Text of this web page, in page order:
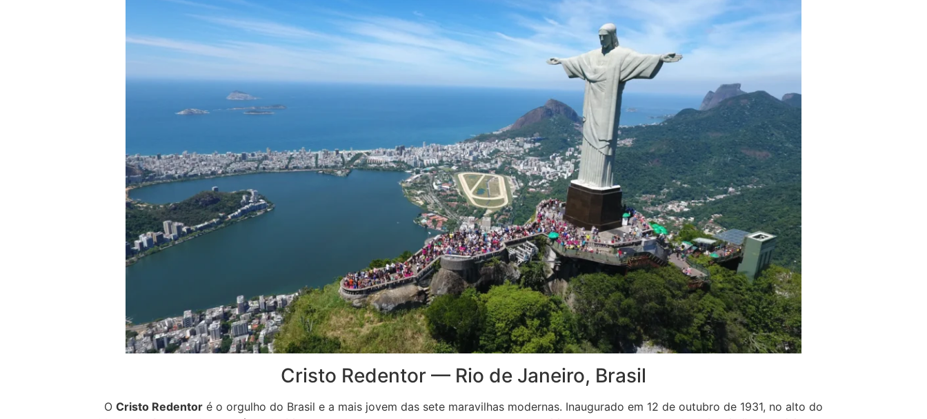
Cristo Redentor — Rio de Janeiro, Brasil
O Cristo Redentor é o orgulho do Brasil e a mais jovem das sete maravilhas modernas. Inaugurado em 12 de outubro de 1931, no alto do